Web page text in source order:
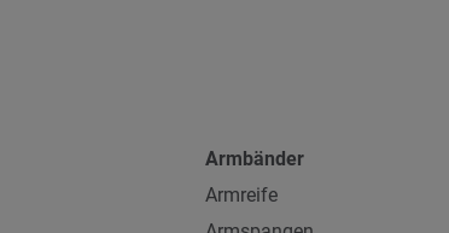
Armbänder
Armreife